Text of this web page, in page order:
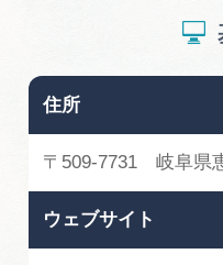
住所
〒509-7731 岐阜県
ウェブサイト